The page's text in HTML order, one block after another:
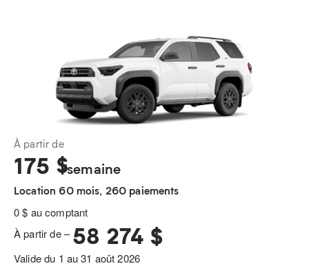
À partir de
175 $/semaine
Location 60 mois, 260 paiements
0 $ au comptant
À partir de –58 274 $
Valide du 1 au 31 août 2026